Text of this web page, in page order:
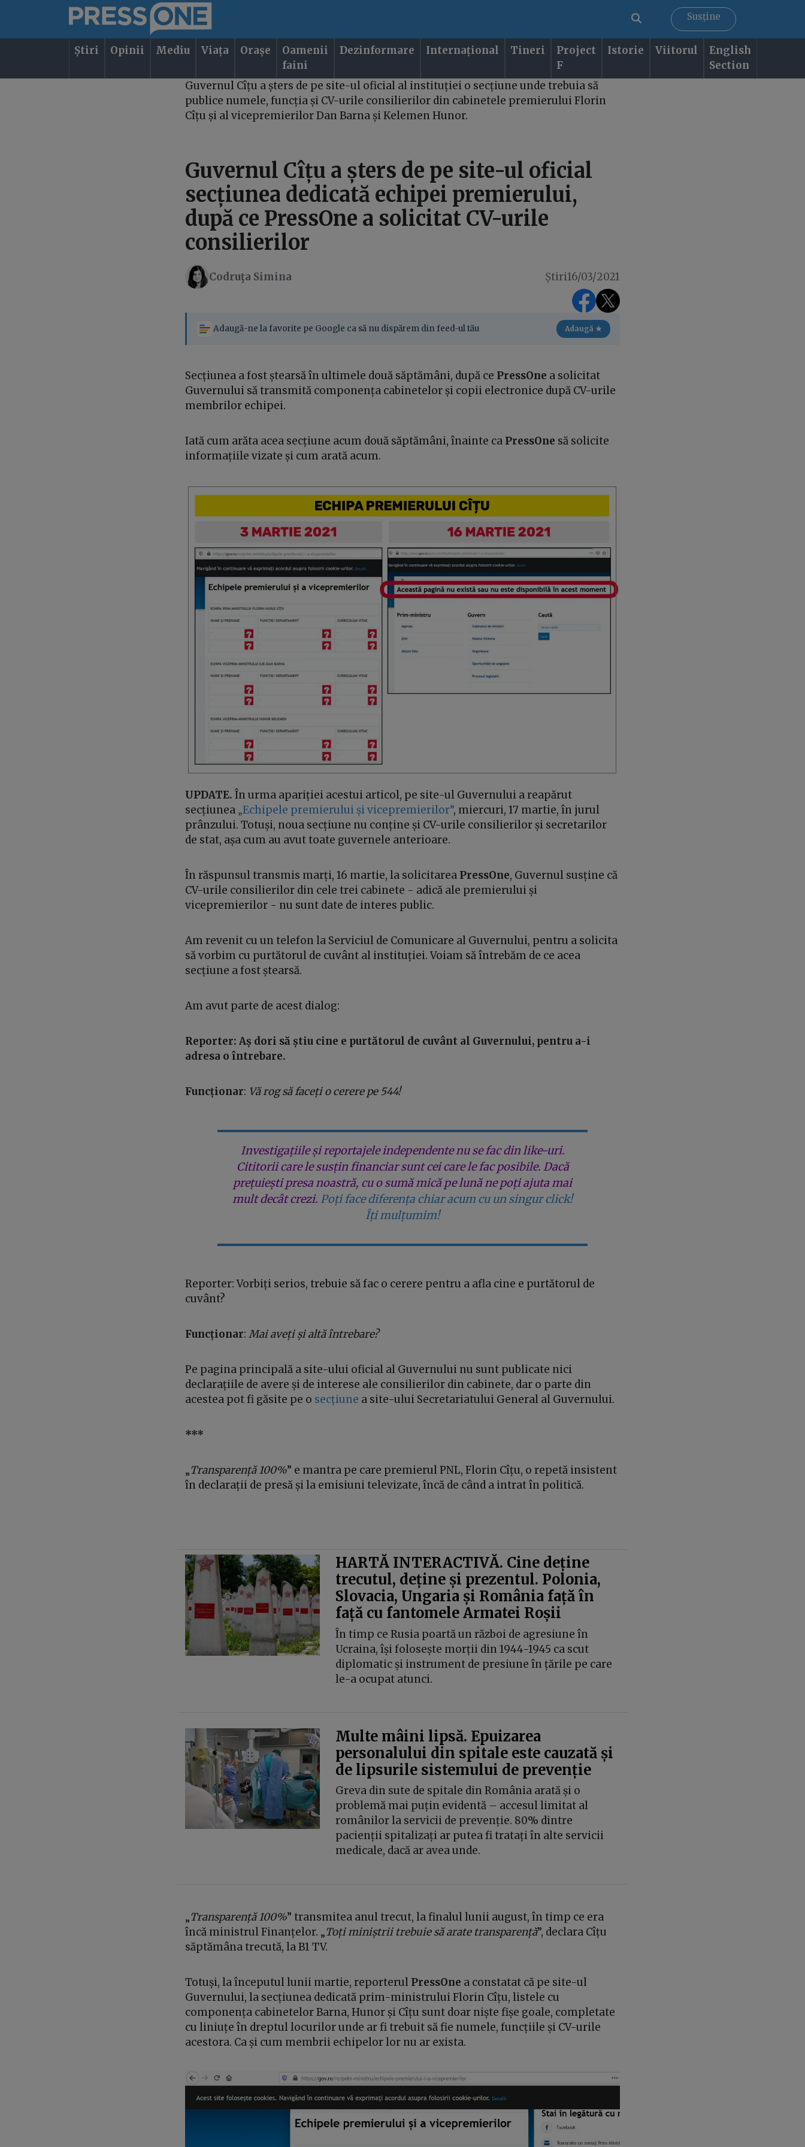
Susține
Știri Opinii Mediu Viața Orașe
Oamenii
faini
Dezinformare Internațional Tineri
Project
F
Istorie Viitorul
English
Section
Guvernul Cîțu a șters de pe site-ul oficial al instituției o secțiune unde trebuia să
publice numele, funcția și CV-urile consilierilor din cabinetele premierului Florin
Cîțu și al vicepremierilor Dan Barna și Kelemen Hunor.
Guvernul Cîțu a șters de pe site-ul oficial
secțiunea dedicată echipei premierului,
după ce PressOne a solicitat CV-urile
consilierilor
Codruţa Simina Știri16/03/2021
Adaugă-ne la favorite pe Google ca să nu dispărem din feed-ul tău Adaugă ★
Secțiunea a fost ștearsă în ultimele două săptămâni, după ce PressOne a solicitat
Guvernului să transmită componența cabinetelor și copii electronice după CV-urile
membrilor echipei.
Iată cum arăta acea secțiune acum două săptămâni, înainte ca PressOne să solicite
informațiile vizate și cum arată acum.
UPDATE. În urma apariției acestui articol, pe site-ul Guvernului a reapărut
secțiunea „Echipele premierului și vicepremierilor”, miercuri, 17 martie, în jurul
prânzului. Totuși, noua secțiune nu conține și CV-urile consilierilor și secretarilor
de stat, așa cum au avut toate guvernele anterioare.
În răspunsul transmis marți, 16 martie, la solicitarea PressOne, Guvernul susține că
CV-urile consilierilor din cele trei cabinete - adică ale premierului și
vicepremierilor - nu sunt date de interes public.
Am revenit cu un telefon la Serviciul de Comunicare al Guvernului, pentru a solicita
să vorbim cu purtătorul de cuvânt al instituției. Voiam să întrebăm de ce acea
secțiune a fost ștearsă.
Am avut parte de acest dialog:
Reporter: Aș dori să știu cine e purtătorul de cuvânt al Guvernului, pentru a-i
adresa o întrebare.
Funcționar: Vă rog să faceți o cerere pe 544!
Investigațiile și reportajele independente nu se fac din like-uri.
Cititorii care le susțin financiar sunt cei care le fac posibile. Dacă
prețuiești presa noastră, cu o sumă mică pe lună ne poți ajuta mai
mult decât crezi. Poți face diferența chiar acum cu un singur click!
Îți mulțumim!
Reporter: Vorbiți serios, trebuie să fac o cerere pentru a afla cine e purtătorul de
cuvânt?
Funcționar: Mai aveți și altă întrebare?
Pe pagina principală a site-ului oficial al Guvernului nu sunt publicate nici
declarațiile de avere și de interese ale consilierilor din cabinete, dar o parte din
acestea pot fi găsite pe o secțiune a site-ului Secretariatului General al Guvernului.
***
„Transparență 100%” e mantra pe care premierul PNL, Florin Cîțu, o repetă insistent
în declarații de presă și la emisiuni televizate, încă de când a intrat în politică.
HARTĂ INTERACTIVĂ. Cine deține
trecutul, deține și prezentul. Polonia,
Slovacia, Ungaria și România față în
față cu fantomele Armatei Roșii
În timp ce Rusia poartă un război de agresiune în
Ucraina, își folosește morții din 1944-1945 ca scut
diplomatic și instrument de presiune în țările pe care
le-a ocupat atunci.
Multe mâini lipsă. Epuizarea
personalului din spitale este cauzată și
de lipsurile sistemului de prevenție
Greva din sute de spitale din România arată și o
problemă mai puțin evidentă – accesul limitat al
românilor la servicii de prevenție. 80% dintre
pacienții spitalizați ar putea fi tratați în alte servicii
medicale, dacă ar avea unde.
„Transparență 100%” transmitea anul trecut, la finalul lunii august, în timp ce era
încă ministrul Finanțelor. „Toți miniștrii trebuie să arate transparență”, declara Cîțu
săptămâna trecută, la B1 TV.
Totuși, la începutul lunii martie, reporterul PressOne a constatat că pe site-ul
Guvernului, la secțiunea dedicată prim-ministrului Florin Cîțu, listele cu
componența cabinetelor Barna, Hunor și Cîțu sunt doar niște fișe goale, completate
cu liniuțe în dreptul locurilor unde ar fi trebuit să fie numele, funcțiile și CV-urile
acestora. Ca și cum membrii echipelor lor nu ar exista.